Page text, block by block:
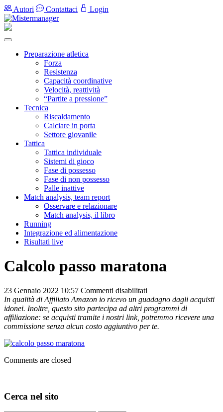
Autori Contattaci Login
Preparazione atletica
Forza
Resistenza
Capacità coordinative
Velocità, reattività
“Partite a pressione”
Tecnica
Riscaldamento
Calciare in porta
Settore giovanile
Tattica
Tattica individuale
Sistemi di gioco
Fase di possesso
Fase di non possesso
Palle inattive
Match analysis, team report
Osservare e relazionare
Match analysis, il libro
Running
Integrazione ed alimentazione
Risultati live
Calcolo passo maratona
23 Gennaio 2022 10:57 Commenti disabilitati
Calcolo
passo
maratona
In qualità di Affiliato Amazon io ricevo un guadagno dagli acquisti
idonei. Inoltre, questo sito partecipa ad altri programmi di
affiliazione: se acquisti tramite i nostri link, potremmo ricevere una
commissione senza alcun costo aggiuntivo per te.
Comments are closed
Cerca nel sito